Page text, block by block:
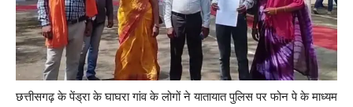
छत्तीसगढ़ के पेंड्रा के घाघरा गांव के लोगों ने यातायात पुलिस पर फोन पे के माध्यम